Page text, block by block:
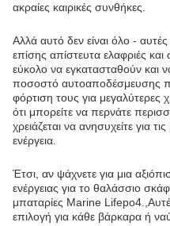
ακραίες καιρικές συνθήκες.
Αλλά αυτό δεν είναι όλο -
επίσης απίστευτα ελαφριές
εύκολο να εγκατασταθούν και
ποσοστό αυτοαποδέσμευσης
φόρτιση τους για μεγαλύτερες
ότι μπορείτε να περνάτε
χρειάζεται να ανησυχείτε για
ενέργεια.
Έτσι, αν ψάχνετε για μια
ενέργειας για το θαλάσσιο
μπαταρίες Marine
επιλογή για κάθε βάρκαρα ή